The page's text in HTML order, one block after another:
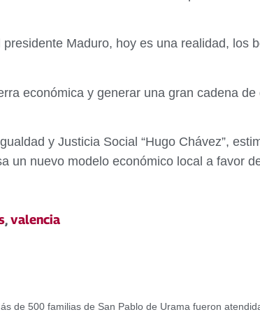
Maduro, hoy es una realidad, los
económica y generar una gran cadena de
y Justicia Social “Hugo Chávez”,
un nuevo modelo económico local a favor
,valencia